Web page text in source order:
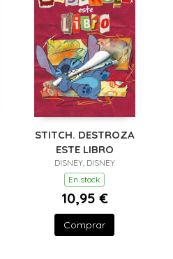
STITCH. DESTROZA
ESTE LIBRO
DISNEY, DISNEY
En stock
10,95 €
Comprar